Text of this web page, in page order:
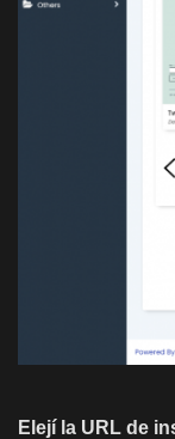
Elejí la URL de